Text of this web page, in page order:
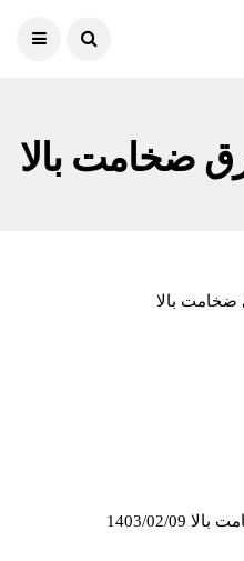
ضخامت بالا